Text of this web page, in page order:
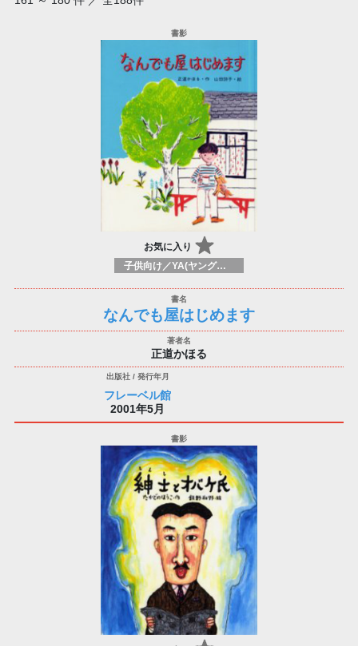
お気に入り
子供向け／YA(ヤングアダルト)向けのフィクション：一般、近現代小説
なんでも屋はじめます
正道かほる
フレーベル館
2001年5月